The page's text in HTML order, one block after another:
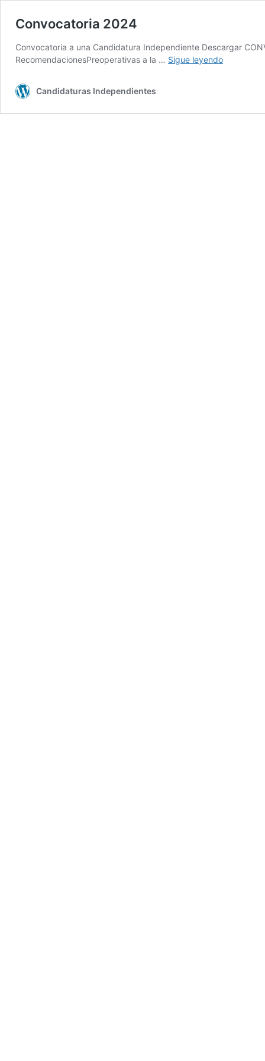
Convocatoria 2024
Convocatoria a una Candidatura Independiente Descargar
RecomendacionesPreoperativas a la … Sigue leyendo
Candidaturas Independientes